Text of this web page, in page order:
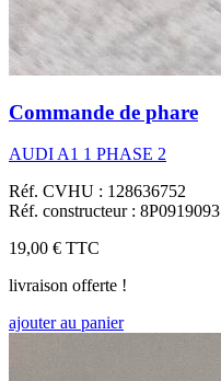
Commande de phare
AUDI A1 1 PHASE 2
Réf. CVHU : 128636752
Réf. constructeur : 8P0919093
19,00 € TTC
livraison offerte !
ajouter au panier